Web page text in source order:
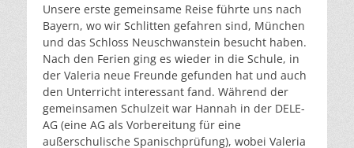
Unsere erste gemeinsame Reise führte uns nach
Bayern, wo wir Schlitten gefahren sind, München
und das Schloss Neuschwanstein besucht haben.
Nach den Ferien ging es wieder in die Schule, in
der Valeria neue Freunde gefunden hat und auch
den Unterricht interessant fand. Während der
gemeinsamen Schulzeit war Hannah in der DELE-
AG (eine AG als Vorbereitung für eine
außerschulische Spanischprüfung), wobei Valeria